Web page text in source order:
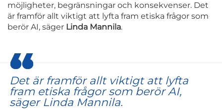
möjligheter, begränsningar och konsekvenser. Det
är framför allt viktigt att lyfta fram etiska frågor som
berör AI, säger Linda Mannila.
Det är framför allt viktigt att lyfta
fram etiska frågor som berör AI,
säger Linda Mannila.